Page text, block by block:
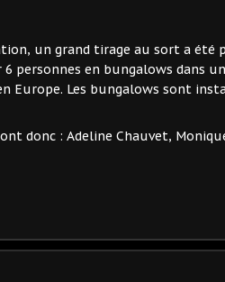
un grand tirage au sort a été
personnes en bungalows dans
Europe. Les bungalows sont
donc : Adeline Chauvet,